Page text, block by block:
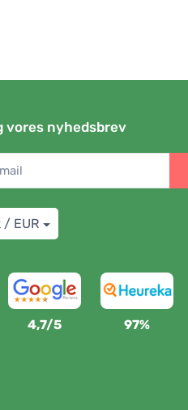
vores nyhedsbrev
/ EUR
4,7/5 97%